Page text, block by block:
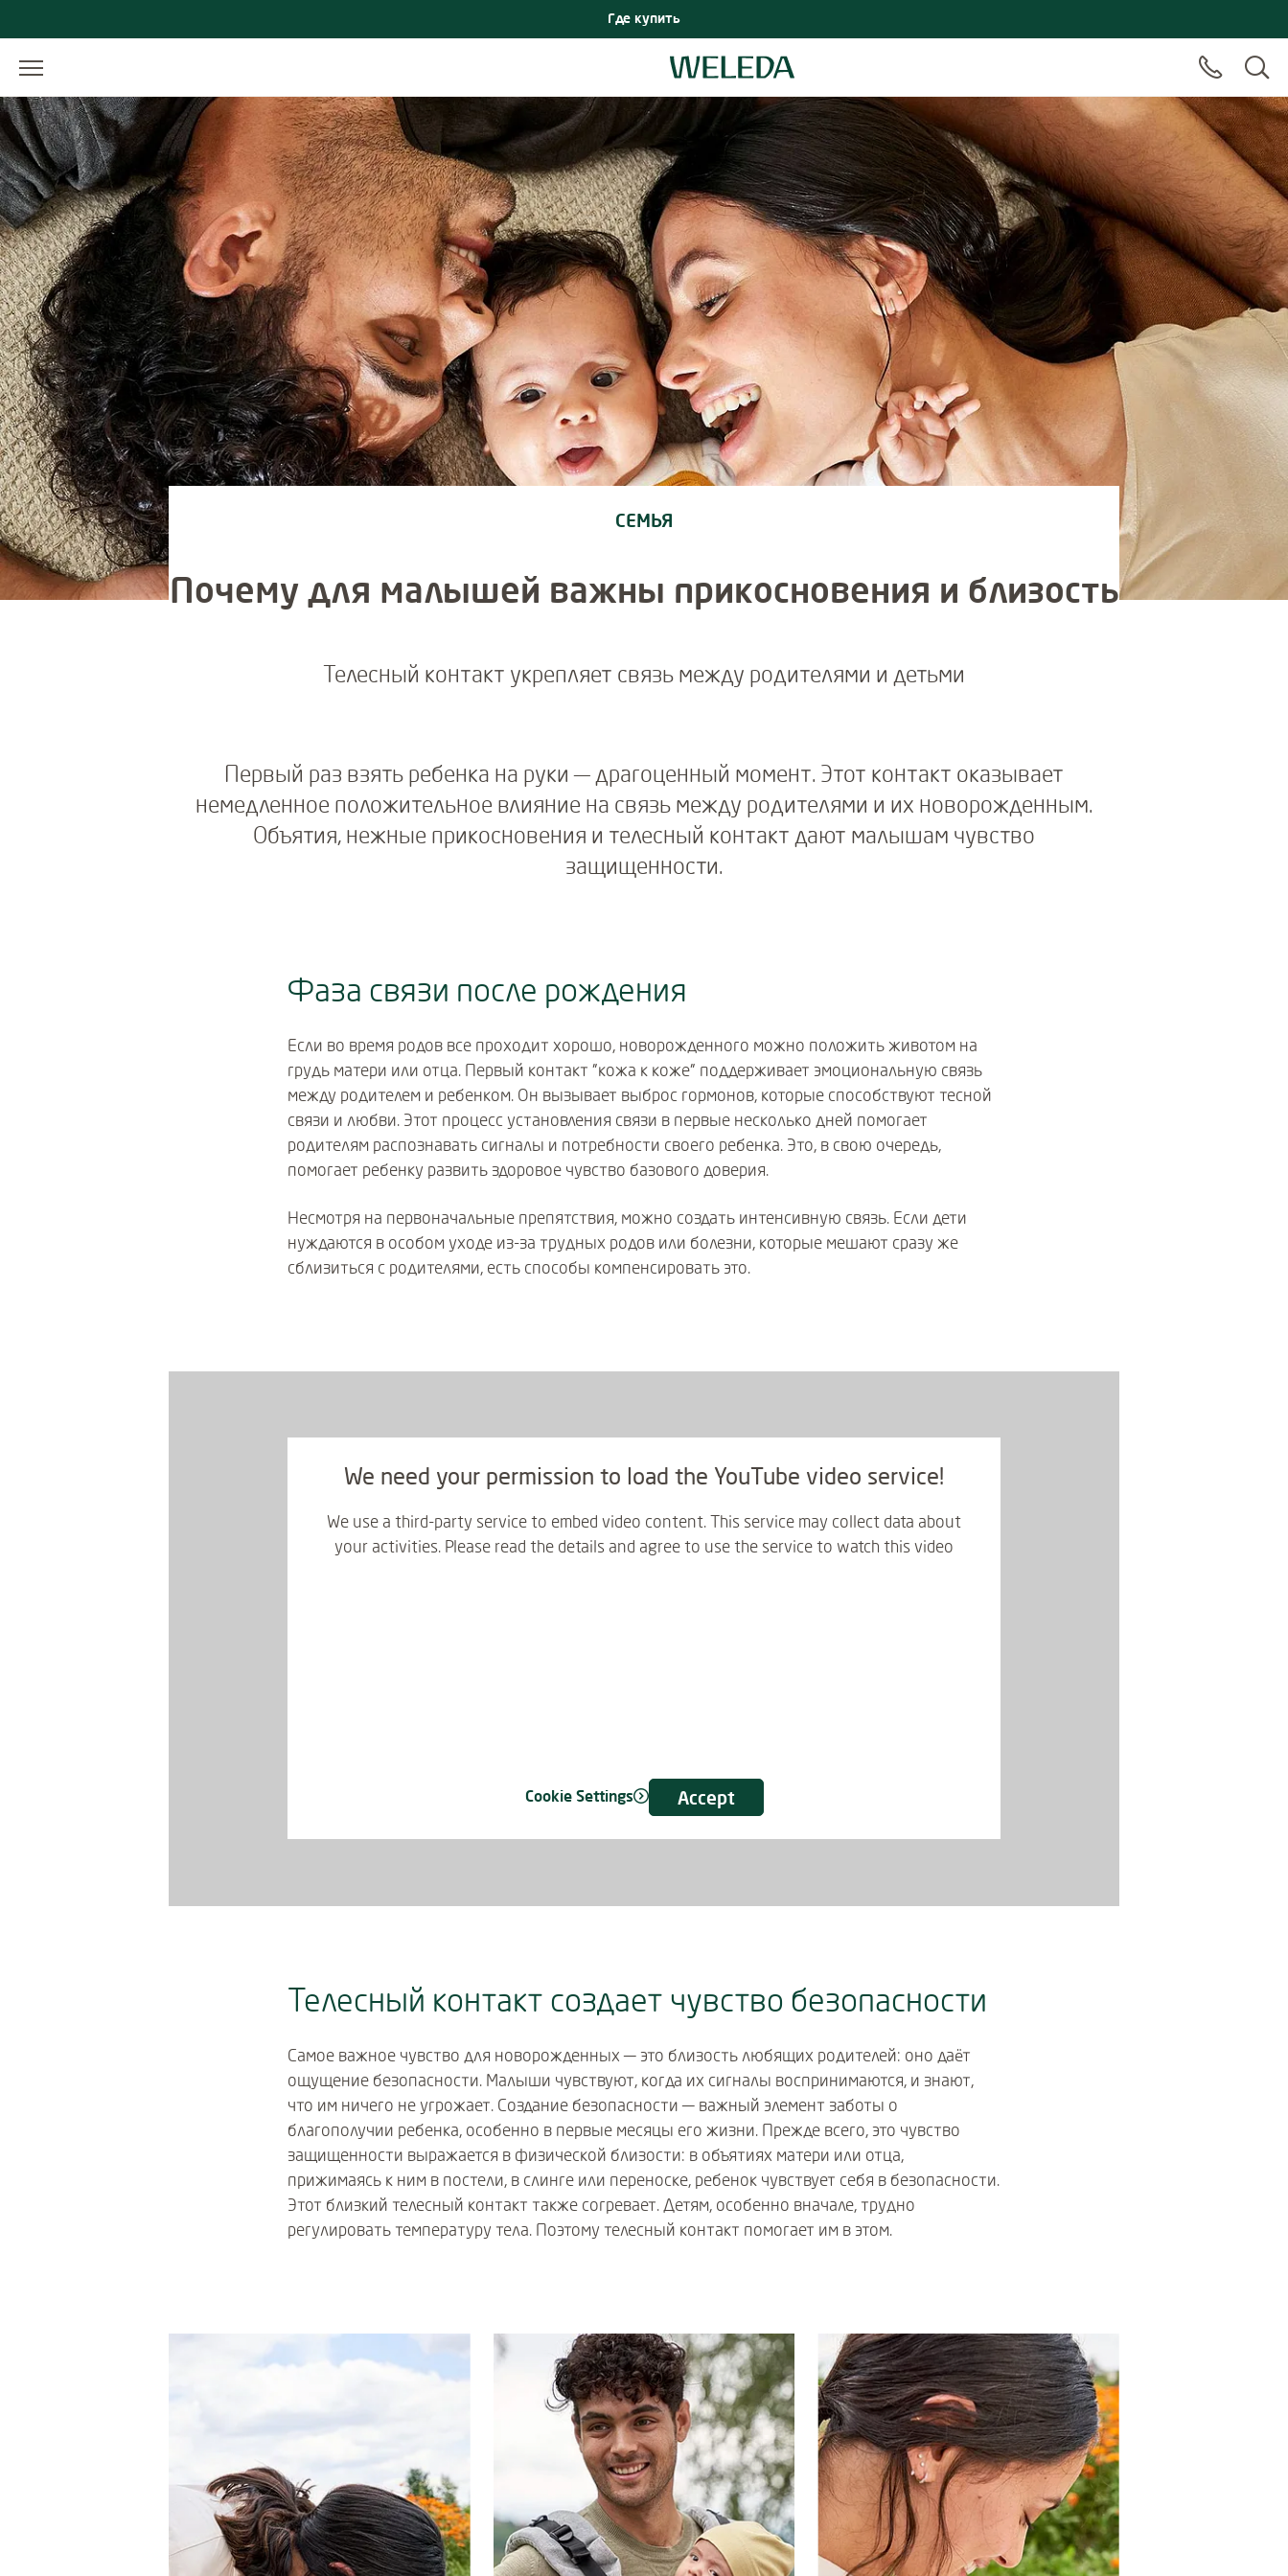
Где купить
СЕМЬЯ
Почему для малышей важны прикосновения и близость
Телесный контакт укрепляет связь между родителями и детьми
Первый раз взять ребенка на руки — драгоценный момент. Этот контакт оказывает
немедленное положительное влияние на связь между родителями и их новорожденным.
Объятия, нежные прикосновения и телесный контакт дают малышам чувство
защищенности.
Фаза связи после рождения
Если во время родов все проходит хорошо, новорожденного можно положить животом на
грудь матери или отца. Первый контакт "кожа к коже" поддерживает эмоциональную связь
между родителем и ребенком. Он вызывает выброс гормонов, которые способствуют тесной
связи и любви. Этот процесс установления связи в первые несколько дней помогает
родителям распознавать сигналы и потребности своего ребенка. Это, в свою очередь,
помогает ребенку развить здоровое чувство базового доверия.
Несмотря на первоначальные препятствия, можно создать интенсивную связь. Если дети
нуждаются в особом уходе из-за трудных родов или болезни, которые мешают сразу же
сблизиться с родителями, есть способы компенсировать это.
We need your permission to load the YouTube video service!
We use a third-party service to embed video content. This service may collect data about
your activities. Please read the details and agree to use the service to watch this video
Cookie Settings Accept
Телесный контакт создает чувство безопасности
Самое важное чувство для новорожденных — это близость любящих родителей: оно даёт
ощущение безопасности. Малыши чувствуют, когда их сигналы воспринимаются, и знают,
что им ничего не угрожает. Создание безопасности — важный элемент заботы о
благополучии ребенка, особенно в первые месяцы его жизни. Прежде всего, это чувство
защищенности выражается в физической близости: в объятиях матери или отца,
прижимаясь к ним в постели, в слинге или переноске, ребенок чувствует себя в безопасности.
Этот близкий телесный контакт также согревает. Детям, особенно вначале, трудно
регулировать температуру тела. Поэтому телесный контакт помогает им в этом.